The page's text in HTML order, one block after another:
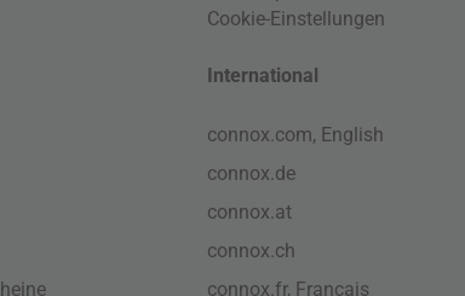
Cookie-Einstellungen
International
connox.com, English
connox.de
connox.at
connox.ch
connox.fr, Français